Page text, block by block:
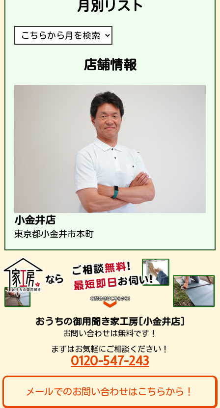
月別リスト
店舗情報
小金井店
東京都小金井市本町
おうちの御用聞き家工房[小金井店]
お問い合わせは無料です！
まずはお気軽にご相談ください！
0120-547-243
メールでのお問い合わせはこちらから！